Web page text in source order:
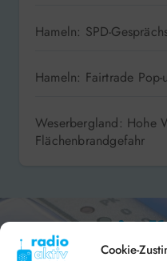
Cookie-
Hameln: SPD-
Hameln: Fairtrade
Weserbergland: Hohe
Flächenbrandgefahr